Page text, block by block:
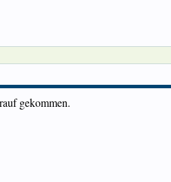
gekommen.